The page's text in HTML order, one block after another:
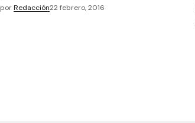
por Redacción22 febrero, 2016